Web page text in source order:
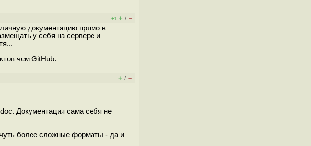
+1 + / –
документацию прямо в
у себя на сервере и
чем GitHub.
+ / –
Документация сама себя не
чуть более сложные форматы - да и